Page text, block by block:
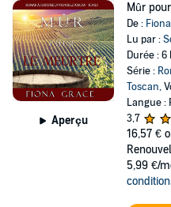
Aperçu
Mûr
De :
Lu par :
Durée :
Série :
Toscan,
Langue :
3,7
16,57 €
5,99 €/